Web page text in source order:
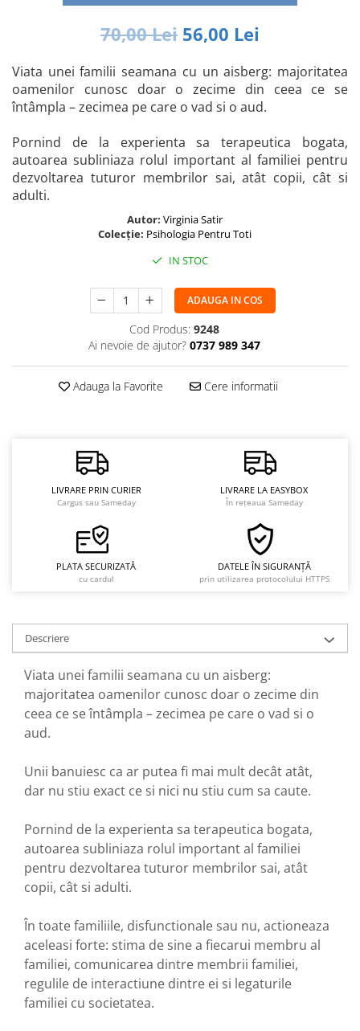
Științe Sociale si Umaniste
70,00 Lei 56,00 Lei
Viata unei familii seamana cu un aisberg: majoritatea
oamenilor cunosc doar o zecime din ceea ce se
întâmpla – zecimea pe care o vad si o aud.
Pornind de la experienta sa terapeutica bogata,
autoarea subliniaza rolul important al familiei pentru
dezvoltarea tuturor membrilor sai, atât copii, cât si
adulti.
Autor: Virginia Satir
Colecție: Psihologia Pentru Toti
IN STOC
ADAUGA IN COS
Cod Produs: 9248
Ai nevoie de ajutor? 0737 989 347
Adauga la Favorite Cere informatii
LIVRARE PRIN CURIER
Cargus sau Sameday
LIVRARE LA EASYBOX
În rețeaua Sameday
PLATA SECURIZATĂ
cu cardul
DATELE ÎN SIGURANȚĂ
prin utilizarea protocolului HTTPS
Descriere
Viata unei familii seamana cu un aisberg:
majoritatea oamenilor cunosc doar o zecime din
ceea ce se întâmpla – zecimea pe care o vad si o
aud.
Unii banuiesc ca ar putea fi mai mult decât atât,
dar nu stiu exact ce si nici nu stiu cum sa caute.
Pornind de la experienta sa terapeutica bogata,
autoarea subliniaza rolul important al familiei
pentru dezvoltarea tuturor membrilor sai, atât
copii, cât si adulti.
În toate familiile, disfunctionale sau nu, actioneaza
aceleasi forte: stima de sine a fiecarui membru al
familiei, comunicarea dintre membrii familiei,
regulile de interactiune dintre ei si legaturile
familiei cu societatea.